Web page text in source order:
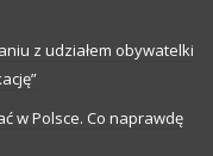
z udziałem obywatelki
w Polsce. Co naprawdę